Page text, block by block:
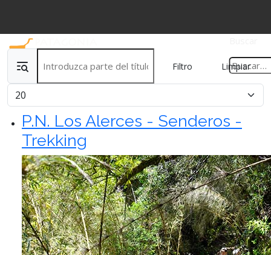
Filtro Limpiar
Cantidad
P.N. Los Alerces - Senderos -
Trekking